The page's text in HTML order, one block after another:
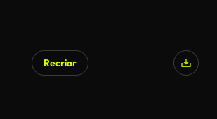
Recriar